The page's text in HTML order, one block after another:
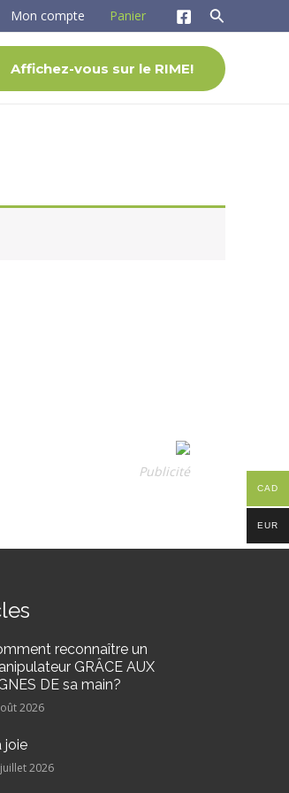
Mon compte Panier
Affichez-vous sur le RIME!
Publicité
reconnaître un
GRÂCE AUX
DE sa main?
2026
joie
2026
CAD
EUR